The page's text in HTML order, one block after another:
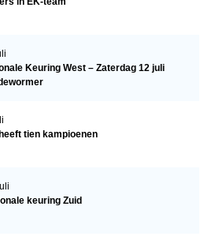
Keuring West – Zaterdag 12 juli
tien kampioenen
keuring Zuid